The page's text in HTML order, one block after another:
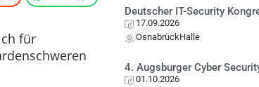
für
Deutscher IT-Security
17.09.2026
OsnabrückHalle
4. Augsburger Cyber
01.10.2026